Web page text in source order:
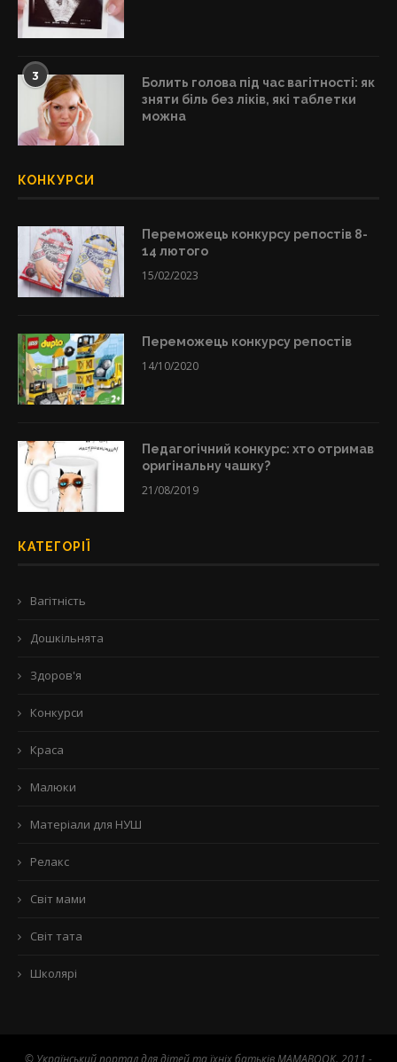
3
Болить голова під час вагітності: як
зняти біль без ліків, які таблетки
можна
КОНКУРСИ
Переможець конкурсу репостів 8-
14 лютого
15/02/2023
Переможець конкурсу репостів
14/10/2020
Педагогічний конкурс: хто отримав
оригінальну чашку?
21/08/2019
КАТЕГОРІЇ
Вагітність
Дошкільнята
Здоров'я
Конкурси
Краса
Малюки
Матеріали для НУШ
Релакс
Світ мами
Світ тата
Школярі
© Український портал для дітей та їхніх батьків MAMABOOK. 2011 -